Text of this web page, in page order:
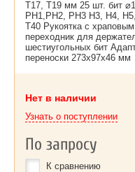
T17, T19 мм 25 шт. бит
PH1,PH2, PH3 H3, H4,
T40 Рукоятка с
переходник для
шестиугольных бит
переноски 273x97x46 мм
Нет в наличии
Узнать о поступлении
По запросу
К сравнению